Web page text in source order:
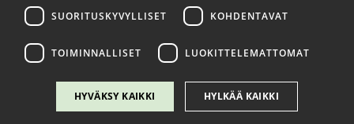
Osallistu
Liity kannatusjäseneksi
Ilmoita väärinkäytösepäilystä
SUORITUSKYVYLLISET KOHDENTAVAT
TOIMINNALLISET LUOKITTELEMATTOMAT
HYVÄKSY KAIKKI HYLKÄÄ KAIKKI